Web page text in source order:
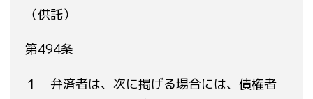
（供託）
第494条
１ 弁済者は、次に掲げる場合には、債権者